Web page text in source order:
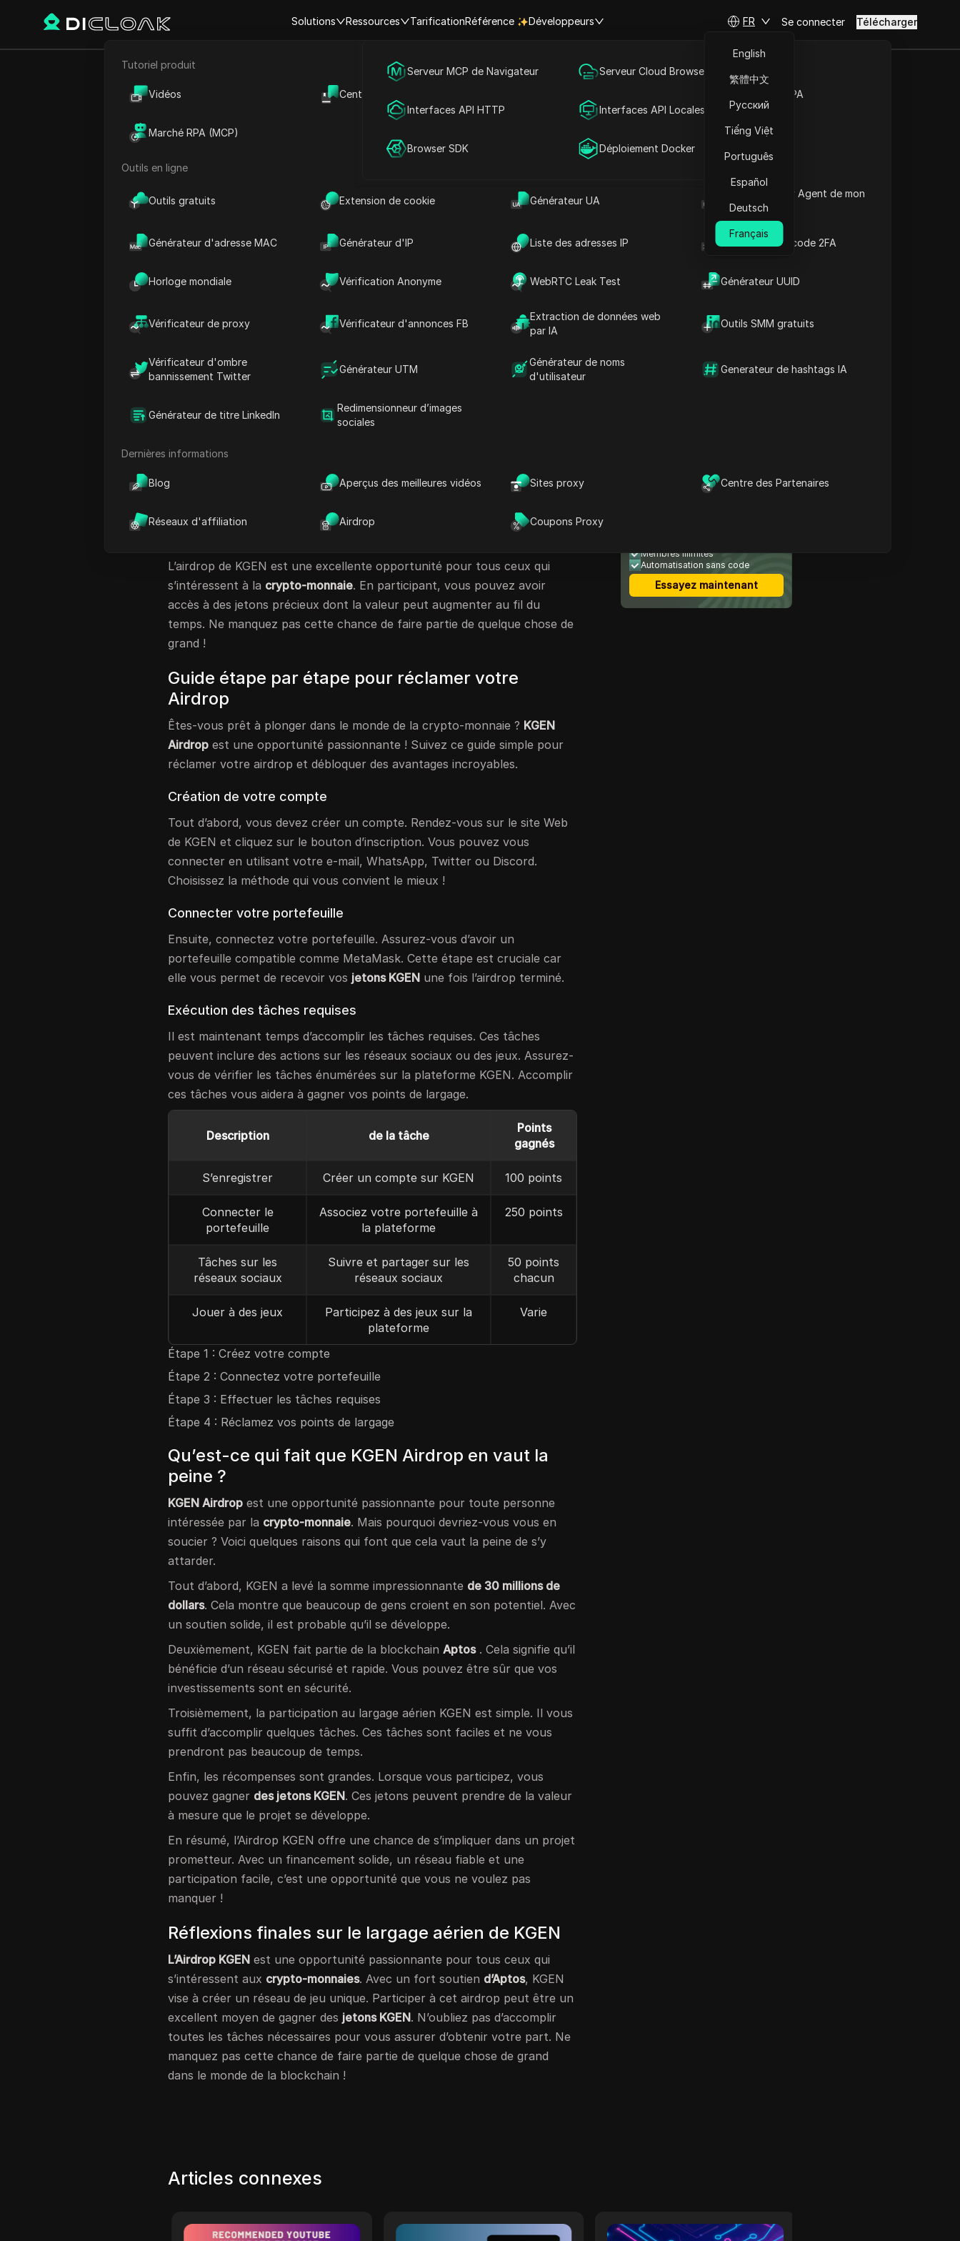
Solutions
E-commerce Marketing des médias sociaux
Publicité
Partage de compte
Ressources
Tutoriel produit
Vidéos Centre d'aide Marché de la RPA
Marché RPA (MCP)
Outils en ligne
Outils gratuits Extension de cookie Générateur UA
Quel est le User Agent de mon
navigateur
Générateur d'adresse MAC Générateur d'IP Liste des adresses IP Générateur de code 2FA
Horloge mondiale Vérification Anonyme WebRTC Leak Test Générateur UUID
Vérificateur de proxy Vérificateur d'annonces FB
Extraction de données web
par IA
Outils SMM gratuits
Vérificateur d'ombre
bannissement Twitter
Générateur UTM
Générateur de noms
d'utilisateur
Generateur de hashtags IA
Générateur de titre LinkedIn
Redimensionneur d’images
sociales
Dernières informations
Blog Aperçus des meilleures vidéos Sites proxy Centre des Partenaires
Réseaux d'affiliation Airdrop Coupons Proxy
TarificationRéférence Développeurs
Serveur MCP de Navigateur Serveur Cloud Browser MCP
Interfaces API HTTP Interfaces API Locales
Browser SDK Déploiement Docker
FR
English
繁體中文
Русский
Tiếng Việt
Português
Español
Deutsch
Français
Se connecter Télécharger
Retour
Guide de largage KGEN : Libérer un énorme
potentiel soutenu par Aptos
Poser des questions
Ouvrir dans ChatGPT
Poser des questions sur cette page
Ouvrir dans Claude
07 oct. 2025 min de lecture Partager avec
KGENest l’abréviation de Creators Gaming Network. Il s’agit d’une plate-
joueurs uniques. Récemment, KGEN a annoncé unlargage
aérien
utilisateurs. Le montant total levé par KGEN s’élève à un montant
impressionnant de
30 millions de dollars
. Cela montre que de nombreux
investisseurs croient en son potentiel.
crypto-monnaies. Ce soutien donne à KGEN une base solide. Cela permet
d’Aptos, KGEN vise à créer un réseau de jeu puissant qui profite à toutes
L’airdrop de KGEN est une excellente opportunité pour tous ceux qui
s’intéressent à la crypto-monnaie. En participant, vous pouvez avoir
accès à des jetons précieux dont la valeur peut augmenter au fil du
temps. Ne manquez pas cette chance de faire partie de quelque chose de
grand !
Guide étape par étape pour réclamer votre
Airdrop
Êtes-vous prêt à plonger dans le monde de la crypto-monnaie ? KGEN
Airdrop est une opportunité passionnante ! Suivez ce guide simple pour
réclamer votre airdrop et débloquer des avantages incroyables.
Création de votre compte
Tout d’abord, vous devez créer un compte. Rendez-vous sur le site Web
de KGEN et cliquez sur le bouton d’inscription. Vous pouvez vous
connecter en utilisant votre e-mail, WhatsApp, Twitter ou Discord.
Choisissez la méthode qui vous convient le mieux !
Connecter votre portefeuille
Ensuite, connectez votre portefeuille. Assurez-vous d’avoir un
portefeuille compatible comme MetaMask. Cette étape est cruciale car
elle vous permet de recevoir vos jetons KGEN une fois l’airdrop terminé.
Exécution des tâches requises
Il est maintenant temps d’accomplir les tâches requises. Ces tâches
peuvent inclure des actions sur les réseaux sociaux ou des jeux. Assurez-
vous de vérifier les tâches énumérées sur la plateforme KGEN. Accomplir
ces tâches vous aidera à gagner vos points de largage.
Description de la tâche
Points
gagnés
S’enregistrer Créer un compte sur KGEN 100 points
Connecter le
portefeuille
Associez votre portefeuille à
la plateforme
250 points
Tâches sur les
réseaux sociaux
Suivre et partager sur les
réseaux sociaux
50 points
chacun
Jouer à des jeux
Participez à des jeux sur la
plateforme
Varie
Étape 1 : Créez votre compte
Étape 2 : Connectez votre portefeuille
Étape 3 : Effectuer les tâches requises
Étape 4 : Réclamez vos points de largage
Qu’est-ce qui fait que KGEN Airdrop en vaut la
peine ?
KGEN Airdrop est une opportunité passionnante pour toute personne
intéressée par la crypto-monnaie. Mais pourquoi devriez-vous vous en
soucier ? Voici quelques raisons qui font que cela vaut la peine de s’y
attarder.
Tout d’abord, KGEN a levé la somme impressionnante de 30 millions de
dollars. Cela montre que beaucoup de gens croient en son potentiel. Avec
un soutien solide, il est probable qu’il se développe.
Deuxièmement, KGEN fait partie de la blockchainAptos. Cela signifie qu’il
bénéficie d’un réseau sécurisé et rapide. Vous pouvez être sûr que vos
investissements sont en sécurité.
Troisièmement, la participation au largage aérien KGEN est simple. Il vous
suffit d’accomplir quelques tâches. Ces tâches sont faciles et ne vous
prendront pas beaucoup de temps.
Enfin, les récompenses sont grandes. Lorsque vous participez, vous
pouvez gagner des jetons KGEN. Ces jetons peuvent prendre de la valeur
à mesure que le projet se développe.
En résumé, l’Airdrop KGEN offre une chance de s’impliquer dans un projet
prometteur. Avec un financement solide, un réseau fiable et une
participation facile, c’est une opportunité que vous ne voulez pas
manquer !
Réflexions finales sur le largage aérien de KGEN
L’Airdrop KGEN est une opportunité passionnante pour tous ceux qui
s’intéressent aux crypto-monnaies. Avec un fort soutien d’Aptos, KGEN
vise à créer un réseau de jeu unique. Participer à cet airdrop peut être un
excellent moyen de gagner des jetons KGEN. N’oubliez pas d’accomplir
toutes les tâches nécessaires pour vous assurer d’obtenir votre part. Ne
manquez pas cette chance de faire partie de quelque chose de grand
dans le monde de la blockchain !
Qu’est-ce que le KGEN
Pourquoi KGEN est
soutenu par Aptos
Réflexions finales sur le
largage aérien de KGEN
Membres illimités
Automatisation sans code
Essayez maintenant
Articles connexes